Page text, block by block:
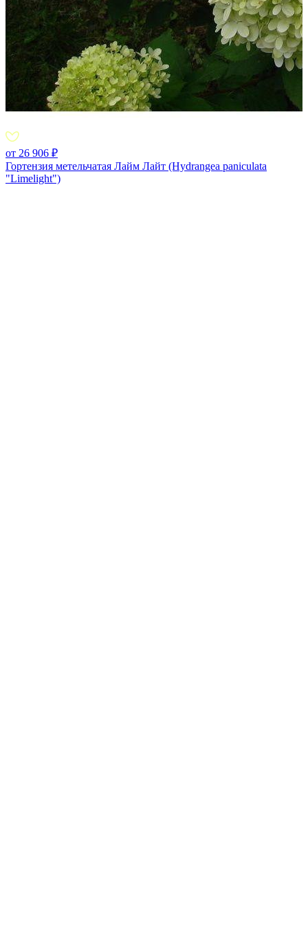
от 26 906 ₽
Гортензия метельчатая Лайм Лайт (Hydrangea paniculata
"Limelight")